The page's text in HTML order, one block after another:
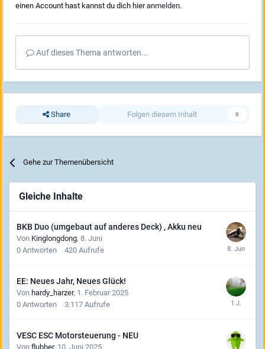
einen Account hast kannst du dich hieranmelden.
Auf dieses Thema antworten...
Share Folgen diesem Inhalt 0
Gehe zur Themenübersicht
Gleiche Inhalte
BKB Duo (umgebaut auf anderes Deck) , Akku neu
Von Kinglongdong, 8. Juni
0 Antworten 420 Aufrufe
EE: Neues Jahr, Neues Glück!
Von hardy_harzer, 1. Februar 2025
0 Antworten 3.117 Aufrufe
VESC ESC Motorsteuerung - NEU
Von flubber, 10. Juni 2025